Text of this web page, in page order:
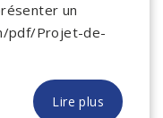
un
pdf/Projet-de-
Lire plus